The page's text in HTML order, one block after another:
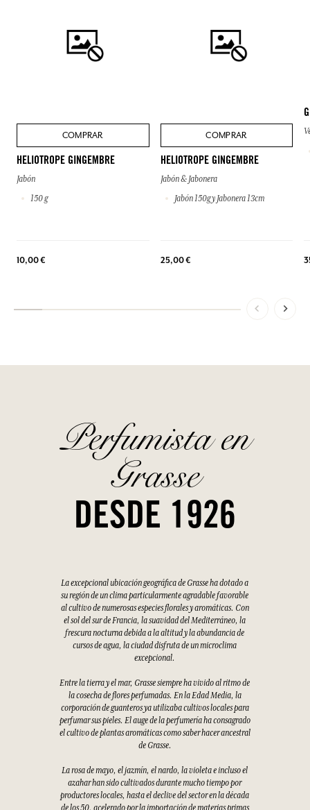
COMPRAR
HELIOTROPE GINGEMBRE
Jabón
150 g
10,00 €
COMPRAR
HELIOTROPE GINGEMBRE
Jabón & Jabonera
Jabón 150g y Jabonera 13cm
25,00 €
Perfumista en
Grasse
DESDE 1926
La excepcional ubicación geográfica de Grasse ha dotado a
su región de un clima particularmente agradable favorable
al cultivo de numerosas especies florales y aromáticas. Con
el sol del sur de Francia, la suavidad del Mediterráneo, la
frescura nocturna debida a la altitud y la abundancia de
cursos de agua, la ciudad disfruta de un microclima
excepcional.
Entre la tierra y el mar, Grasse siempre ha vivido al ritmo de
la cosecha de flores perfumadas. En la Edad Media, la
corporación de guanteros ya utilizaba cultivos locales para
perfumar sus pieles. El auge de la perfumería ha consagrado
el cultivo de plantas aromáticas como saber hacer ancestral
de Grasse.
La rosa de mayo, el jazmín, el nardo, la violeta e incluso el
azahar han sido cultivados durante mucho tiempo por
productores locales, hasta el declive del sector en la década